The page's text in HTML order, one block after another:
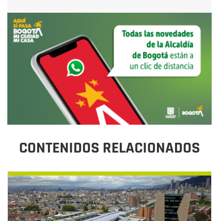
CONTENIDOS RELACIONADOS